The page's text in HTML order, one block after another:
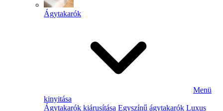
Ágytakarók
Menü
kinyitása
Ágytakarók kiárusítása Egyszínű ágytakarók Luxus